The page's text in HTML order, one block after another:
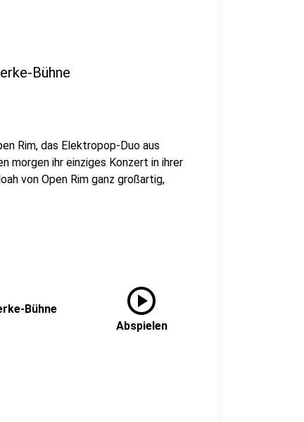
Bühne
Rim, das Elektropop-Duo aus
morgen ihr einziges Konzert in ihrer
von Open Rim ganz großartig,
Bühne play_circle
Abspielen